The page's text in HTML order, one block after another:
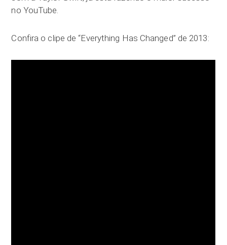
no YouTube.
Confira o clipe de “Everything Has Changed” de 2013: